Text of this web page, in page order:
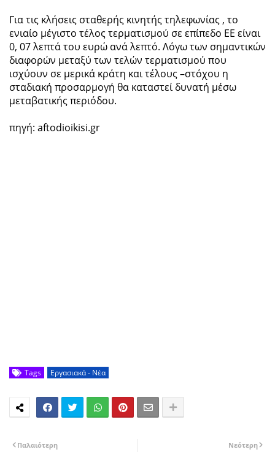
Για τις κλήσεις σταθερής κινητής τηλεφωνίας , το
ενιαίο μέγιστο τέλος τερματισμού σε επίπεδο ΕΕ είναι
0, 07 λεπτά του ευρώ ανά λεπτό. Λόγω των σημαντικών
διαφορών μεταξύ των τελών τερματισμού που
ισχύουν σε μερικά κράτη και τέλους –στόχου η
σταδιακή προσαρμογή θα καταστεί δυνατή μέσω
μεταβατικής περιόδου.
πηγή: aftodioikisi.gr
Tags Εργασιακά - Νέα
Νεότερη
Παλαιότερη